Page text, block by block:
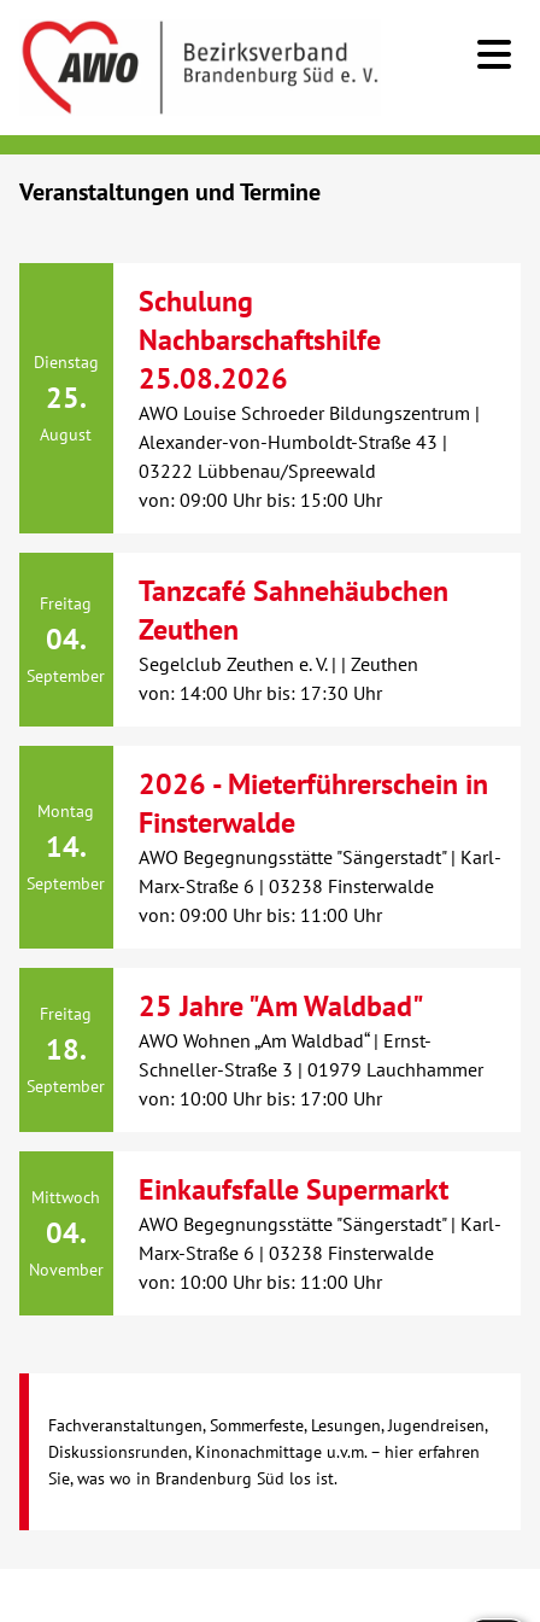
Menschen mit Behinderung
Beratung & Hilfe
Begegnung
Veranstaltungen
Spenden
Karriere
Ausbildung
Kontakt
AWO BB Süd
Veranstaltungen und Termine
Dienstag
25.
August
Schulung
Nachbarschaftshilfe
25.08.2026
AWO Louise Schroeder Bildungszentrum |
Alexander-von-Humboldt-Straße 43 |
03222 Lübbenau/Spreewald
von: 09:00 Uhr bis: 15:00 Uhr
Freitag
04.
September
Tanzcafé Sahnehäubchen
Zeuthen
Segelclub Zeuthen e. V. | | Zeuthen
von: 14:00 Uhr bis: 17:30 Uhr
Montag
14.
September
2026 - Mieterführerschein in
Finsterwalde
AWO Begegnungsstätte "Sängerstadt" | Karl-
Marx-Straße 6 | 03238 Finsterwalde
von: 09:00 Uhr bis: 11:00 Uhr
Freitag
18.
September
25 Jahre "Am Waldbad"
AWO Wohnen „Am Waldbad“ | Ernst-
Schneller-Straße 3 | 01979 Lauchhammer
von: 10:00 Uhr bis: 17:00 Uhr
Mittwoch
04.
November
Einkaufsfalle Supermarkt
AWO Begegnungsstätte "Sängerstadt" | Karl-
Marx-Straße 6 | 03238 Finsterwalde
von: 10:00 Uhr bis: 11:00 Uhr
Fachveranstaltungen, Sommerfeste, Lesungen, Jugendreisen,
Diskussionsrunden, Kinonachmittage u.v.m. – hier erfahren
Sie, was wo in Brandenburg Süd los ist.